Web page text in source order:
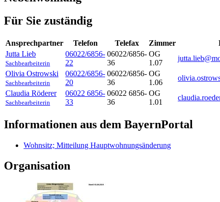
Für Sie zuständig
Ansprechpartner Telefon Telefax Zimmer
Jutta Lieb
Sachbearbeiterin
06022/6856-
22
06022/6856-
36
OG
1.07
Olivia Ostrowski
Sachbearbeiterin
06022/6856-
20
06022/6856-
36
OG
1.06
Claudia Röderer
Sachbearbeiterin
06022 6856-
33
06022 6856-
36
OG
1.01
Informationen aus dem BayernPortal
Wohnsitz; Mitteilung Hauptwohnungsänderung
Organisation